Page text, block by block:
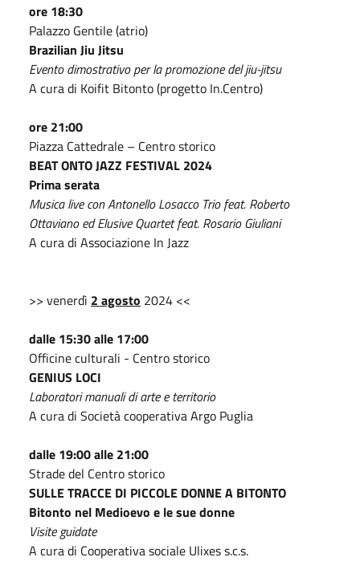
ore 18:30
Palazzo Gentile (atrio)
Brazilian Jiu Jitsu
Evento dimostrativo per la promozione del jiu-jitsu
A cura di Koifit Bitonto (progetto In.Centro)
ore 21:00
Piazza Cattedrale – Centro storico
BEAT ONTO JAZZ FESTIVAL 2024
Prima serata
Musica live con Antonello Losacco Trio feat. Roberto
Ottaviano ed Elusive Quartet feat. Rosario Giuliani
A cura di Associazione In Jazz
>> venerdì 2 agosto 2024 <<
dalle 15:30 alle 17:00
Officine culturali - Centro storico
GENIUS LOCI
Laboratori manuali di arte e territorio
A cura di Società cooperativa Argo Puglia
dalle 19:00 alle 21:00
Strade del Centro storico
SULLE TRACCE DI PICCOLE DONNE A BITONTO
Bitonto nel Medioevo e le sue donne
Visite guidate
A cura di Cooperativa sociale Ulixes s.c.s.